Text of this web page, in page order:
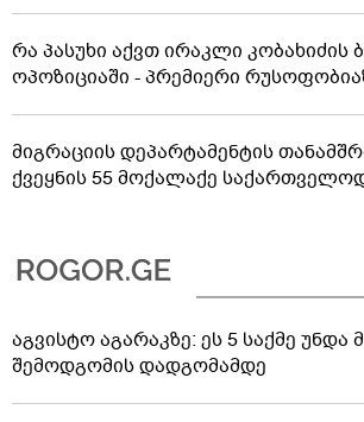
რა პასუხი აქვთ ირაკლი კობახიძის
ოპოზიციაში - პრემიერი
მიგრაციის დეპარტამენტის
ქვეყნის 55 მოქალაქე
აგვისტო აგარაკზე: ეს 5 საქმე
შემოდგომის დადგომამდე